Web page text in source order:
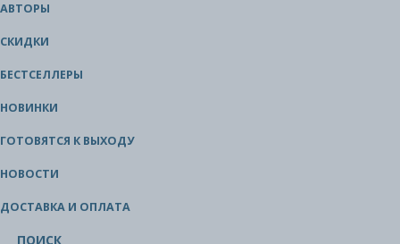
АВТОРЫ
СКИДКИ
БЕСТСЕЛЛЕРЫ
НОВИНКИ
ГОТОВЯТСЯ К ВЫХОДУ
НОВОСТИ
ДОСТАВКА И ОПЛАТА
ПОИСК